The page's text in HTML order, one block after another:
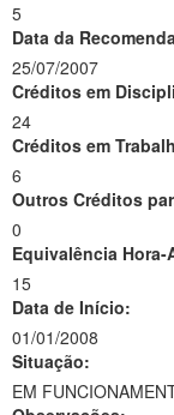
5
Data da
25/07/2007
Créditos em
24
Créditos em
6
Outros Créditos
0
Equivalência
15
Data de Início:
01/01/2008
Situação:
EM